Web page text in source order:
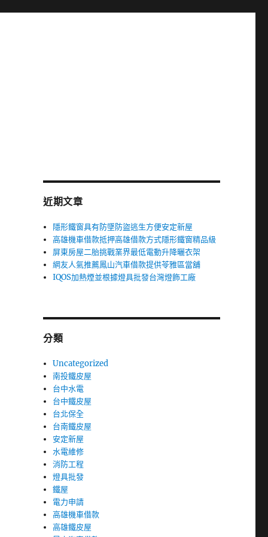
近期文章
隱形鐵窗具有防墜防盜逃生方便安定新屋
高雄機車借款抵押高雄借款方式隱形鐵窗精品級
屏東房屋二胎挑戰業界最低電動升降曬衣架
網友人氣推薦鳳山汽車借款提供苓雅區當舖
IQOS加熱煙並根據燈具批發台灣燈飾工廠
分類
Uncategorized
南投鐵皮屋
台中水電
台中鐵皮屋
台北保全
台南鐵皮屋
安定新屋
水電維修
消防工程
燈具批發
鐵屋
電力申請
高雄機車借款
高雄鐵皮屋